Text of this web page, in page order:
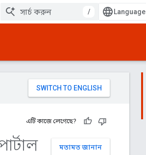
/
এটি কাজে লেগেছে?
মতামত জানান